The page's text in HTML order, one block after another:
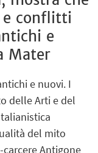
e conflitti
e
Mater
e nuovi. I
delle Arti e del
del mito
Antigone